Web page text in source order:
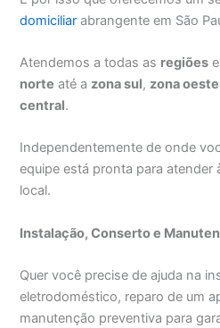
domiciliar abrangente em São
Atendemos a todas as regiões e
norte até a zona sul, zona oeste
central.
Independentemente de onde
equipe está pronta para atender
local.
Instalação, Conserto e
Quer você precise de ajuda na
eletrodoméstico, reparo de um
manutenção preventiva para